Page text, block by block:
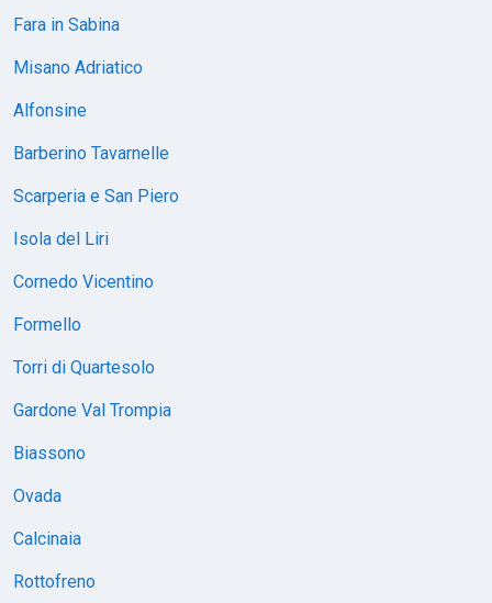
Fara in Sabina
Misano Adriatico
Alfonsine
Barberino Tavarnelle
Scarperia e San Piero
Isola del Liri
Cornedo Vicentino
Formello
Torri di Quartesolo
Gardone Val Trompia
Biassono
Ovada
Calcinaia
Rottofreno